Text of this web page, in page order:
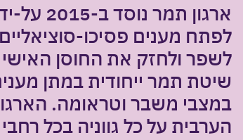
ארגון תמר נוסד ב-2015 על-ידי אנשי טיפול מומחים מהחברה הערבית במטרה
לפתח מענים פסיכו-
לשפר ולחזק את החוסן
שיטת תמר ייחודית במתן
במצבי משבר וטראומה.
הערבית על כל גווניה בכל